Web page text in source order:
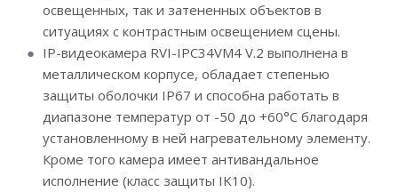
освещенных, так и затененных объектов в
ситуациях с контрастным освещением сцены.
IP-видеокамера RVI-IPC34VM4 V.2 выполнена в
металлическом корпусе, обладает степенью
защиты оболочки IP67 и способна работать в
диапазоне температур от -50 до +60°С благодаря
установленному в ней нагревательному элементу.
Кроме того камера имеет антивандальное
исполнение (класс защиты IK10).